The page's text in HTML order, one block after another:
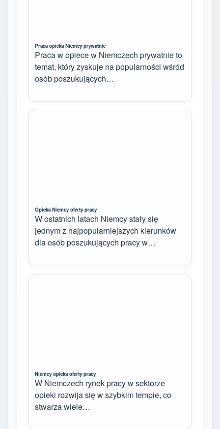
Praca opieka Niemcy prywatnie
Praca w opiece w Niemczech prywatnie to
temat, który zyskuje na popularności wśród
osób poszukujących…
Opieka Niemcy oferty pracy
W ostatnich latach Niemcy stały się
jednym z najpopularniejszych kierunków
dla osób poszukujących pracy w…
Niemcy opieka oferty pracy
W Niemczech rynek pracy w sektorze
opieki rozwija się w szybkim tempie, co
stwarza wiele…